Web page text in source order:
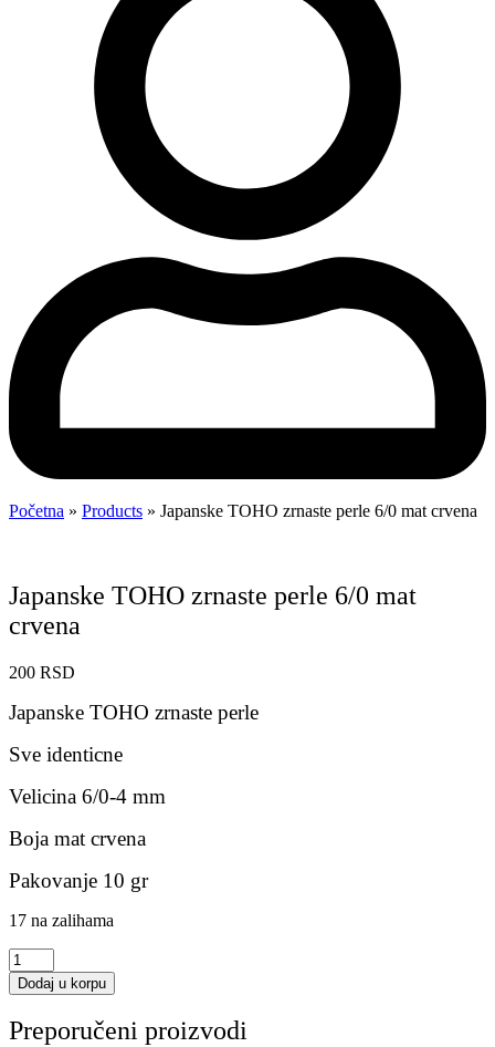
Početna » Products » Japanske TOHO zrnaste perle 6/0 mat crvena
Japanske TOHO zrnaste perle 6/0 mat
crvena
200 RSD
Japanske TOHO zrnaste perle
Sve identicne
Velicina 6/0-4 mm
Boja mat crvena
Pakovanje 10 gr
17 na zalihama
Japanske
TOHO
zrnaste
6/0
Dodaj u korpu
Preporučeni proizvodi